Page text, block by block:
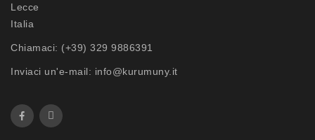
Lecce
Italia
Chiamaci: (+39) 329 9886391
Inviaci un'e-mail: info@kurumuny.it